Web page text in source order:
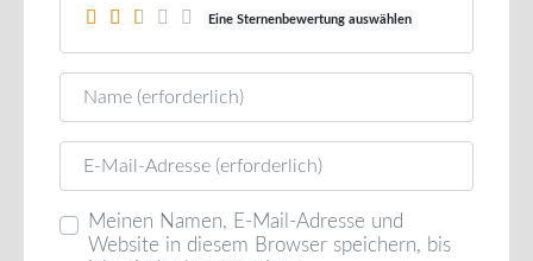
Eine Sternenbewertung auswählen
Name
E-Mail
Meinen Namen, E-Mail-Adresse und
Website in diesem Browser speichern, bis